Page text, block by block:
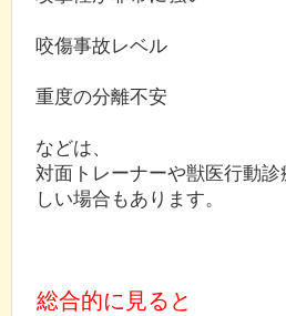
咬傷事故レベル
重度の分離不安
などは、
対面トレーナーや獣医行動診
しい場合もあります。
総合的に見ると